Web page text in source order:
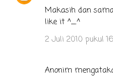
Makasih dan
like it ^_^
2 Juli 2010 pukul
Anonim